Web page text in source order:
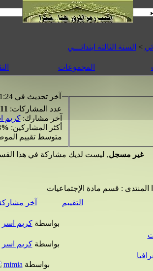
> السنة الثالثة ابتدائـــي
المجموعات
آخر تحديث في 11:24 AM - اليوم
عدد المشاركات: 11
آخر مشارك:كريم
أكثر المشاركين:
متوسط تقييم
غير مسجل, ليست لديك مشاركة في هذا
المنتدى : قسم مادة الإجتماعيات
التقييم
آخر
بواسطةكريم اسر
بواسطةكريم اسر
بواسطة mimia